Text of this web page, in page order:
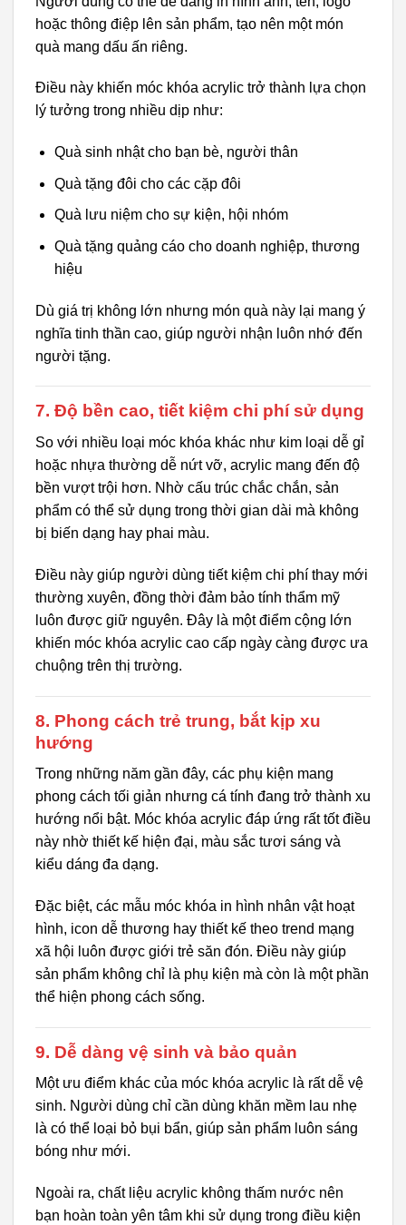
hoặc thông điệp lên sản phẩm, tạo nên một món
quà mang dấu ấn riêng.
Điều này khiến móc khóa acrylic trở thành lựa chọn
lý tưởng trong nhiều dịp như:
Quà sinh nhật cho bạn bè, người thân
Quà tặng đôi cho các cặp đôi
Quà lưu niệm cho sự kiện, hội nhóm
Quà tặng quảng cáo cho doanh nghiệp, thương
hiệu
Dù giá trị không lớn nhưng món quà này lại mang ý
nghĩa tinh thần cao, giúp người nhận luôn nhớ đến
người tặng.
7. Độ bền cao, tiết kiệm chi phí sử dụng
So với nhiều loại móc khóa khác như kim loại dễ gỉ
hoặc nhựa thường dễ nứt vỡ, acrylic mang đến độ
bền vượt trội hơn. Nhờ cấu trúc chắc chắn, sản
phẩm có thể sử dụng trong thời gian dài mà không
bị biến dạng hay phai màu.
Điều này giúp người dùng tiết kiệm chi phí thay mới
thường xuyên, đồng thời đảm bảo tính thẩm mỹ
luôn được giữ nguyên. Đây là một điểm cộng lớn
khiến móc khóa acrylic cao cấp ngày càng được ưa
chuộng trên thị trường.
8. Phong cách trẻ trung, bắt kịp xu
hướng
Trong những năm gần đây, các phụ kiện mang
phong cách tối giản nhưng cá tính đang trở thành xu
hướng nổi bật. Móc khóa acrylic đáp ứng rất tốt điều
này nhờ thiết kế hiện đại, màu sắc tươi sáng và
kiểu dáng đa dạng.
Đặc biệt, các mẫu móc khóa in hình nhân vật hoạt
hình, icon dễ thương hay thiết kế theo trend mạng
xã hội luôn được giới trẻ săn đón. Điều này giúp
sản phẩm không chỉ là phụ kiện mà còn là một phần
thể hiện phong cách sống.
9. Dễ dàng vệ sinh và bảo quản
Một ưu điểm khác của móc khóa acrylic là rất dễ vệ
sinh. Người dùng chỉ cần dùng khăn mềm lau nhẹ
là có thể loại bỏ bụi bẩn, giúp sản phẩm luôn sáng
bóng như mới.
Ngoài ra, chất liệu acrylic không thấm nước nên
bạn hoàn toàn yên tâm khi sử dụng trong điều kiện